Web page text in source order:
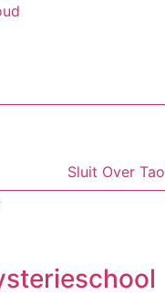
Sluit Over Tao